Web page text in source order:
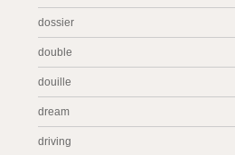
dossier
double
douille
dream
driving